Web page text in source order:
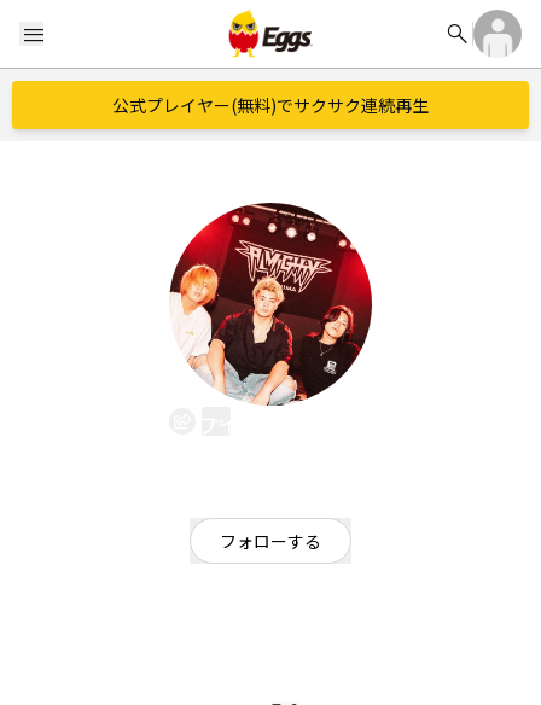
menu search
公式プレイヤー(無料)でサクサク連続再生
フォローする